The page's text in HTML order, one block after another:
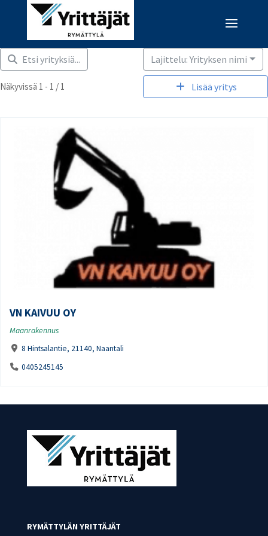
Etsi yrityksiä...
Näkyvissä 1 - 1 / 1
Lajittelu: Yrityksen nimi
Lisää yritys
VN KAIVUU OY
Maanrakennus
8 Hintsalantie, 21140, Naantali
0405245145
RYMÄTTYLÄN YRITTÄJÄT